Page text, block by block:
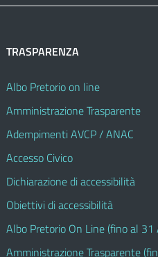
TRASPARENZA
Albo Pretorio on line
Amministrazione Trasparente
Adempimenti AVCP / ANAC
Accesso Civico
Dichiarazione di accessibilità
Obiettivi di accessibilità
Albo Pretorio On Line (fino al
Amministrazione Trasparente